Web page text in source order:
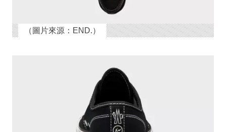
（圖片來源：END.）